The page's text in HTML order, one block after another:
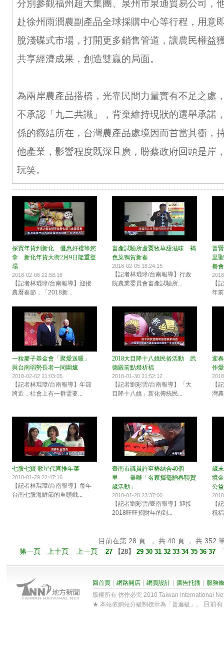
分別參觀福州超大集團、泉州市泉通貿易公司，
赴徐州雨潤農副產品全球採購中心等行程，用意
脫淺碟式市場，打開更多銷售管道，讓農民權益
共享經濟成果，創造雙贏的局面。
為兩岸農產品搭橋，光靠民間力量實有不足之處
不承認「九二共識」，背棄維持現狀的選舉承諾
係的癥結所在，台灣農產品處境因而首當其衝，
他產業，影響程度既深且廣，盼蔡政府回頭是岸
玩笑。
採買年貨到新化 優惠好禮等您
拿 新化年貨大街2月9日隆重登
場
2018-02-06 22:58:16
【記者林琨璋/台南報導】迎接
農曆春節，「2018新...
畜產試驗所蘆粟牧草甜滋味 褐
色菜鴨賀新春
2018-02-05 18:24:15
【記者林琨璋/台南報導】行政
院農業委員會畜產試驗所...
普
里
餐會
【
年
一粒麥子基金會「聚愛送暖」
與台南弱勢長者一同圍爐
2018-02-02 21:03:05
【記者林琨璋/台南報導】年節
將近，社會上有一群需要...
2018大目降十八嬈民俗活動 武
德殿前點燈祈福
2018-01-30 21:52:12
【記者劉彩雲/台南報導】「大
目降十八嬈」新化傳統民...
迎
作
【
灣
七股七寶 歌星代言推年菜
2018-01-29 22:47:16
【記者林琨璋/台南報導】每年
台南七股海鮮節的重頭戲...
臺南市議員許至椿結合40個
里 舉辦「名家揮毫贈春聯賀
歲活動」
2018-01-28 23:37:00
【記者劉彩雲/臺南報導】迎接
2018旺旺招財年的到...
歲
境
公
【
祝
目前在第 28 頁 ， 共 40 頁 ， 共 352
第一頁
上十頁 上一頁 27 【28】 29 30 31 32 33 34 35 36 37
回首頁 網路開店 網頁設計 廣告托播
服務
版權所有 仿作必究 2010 Taiwan International
★ 本站依網站分級制標示為「普遍級」。
目前